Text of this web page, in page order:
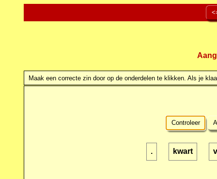
Maak een correcte zin door op de onderdelen te klikken. Als je
Controleer
. kwart